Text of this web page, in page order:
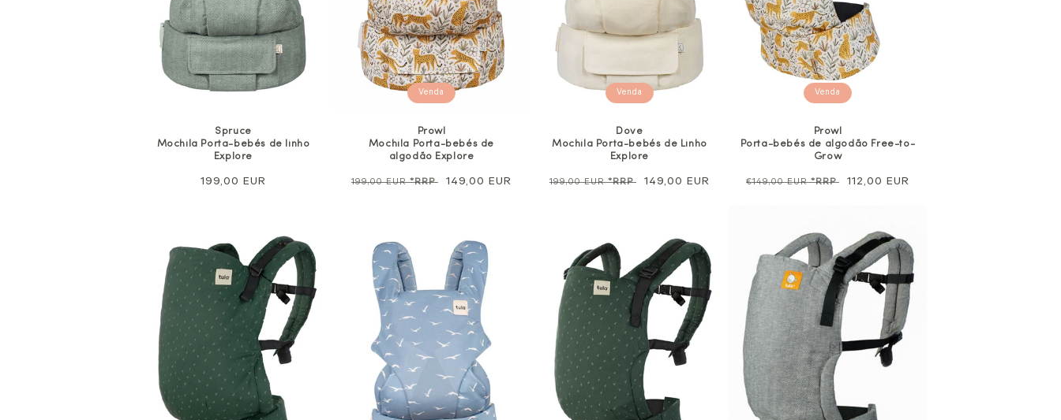
Spruce
Mochila Porta-bebés de linho
Explore
Preço
199,00 EUR
Venda
Prowl
Mochila Porta-bebés de
algodão Explore
Preço
199,00 EUR*RRP
Preço
149,00 EUR
Venda
Dove
Mochila Porta-bebés de Linho
Explore
Preço
199,00 EUR*RRP
Preço
149,00 EUR
Venda
Prowl
Porta-bebés de algodão Free-to-
Grow
Preço
€149,00 EUR*RRP
Preço
112,00 EUR